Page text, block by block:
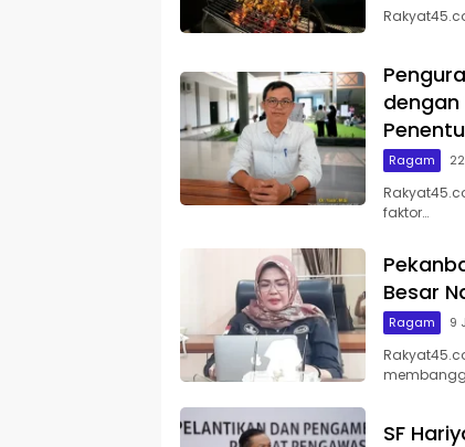
dengan
Penentu
Ragam
faktor…
Besar
Ragam 9
SF